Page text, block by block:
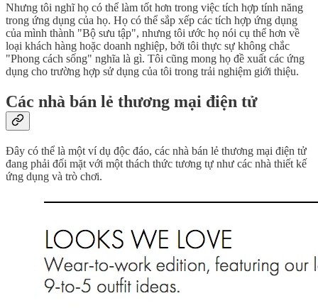
Nhưng tôi nghĩ họ có thể làm tốt hơn trong việc tích hợp tính năng
trong ứng dụng của họ. Họ có thể sắp xếp các tích hợp ứng dụng
của mình thành "Bộ sưu tập", nhưng tôi ước họ nói cụ thể hơn về
loại khách hàng hoặc doanh nghiệp, bởi tôi thực sự không chắc
"Phong cách sống" nghĩa là gì. Tôi cũng mong họ đề xuất các ứng
dụng cho trường hợp sử dụng của tôi trong trải nghiệm giới thiệu.
Các nhà bán lẻ thương mại điện tử
Đây có thể là một ví dụ độc đáo, các nhà bán lẻ thương mại điện tử
đang phải đối mặt với một thách thức tương tự như các nhà thiết kế
ứng dụng và trò chơi.